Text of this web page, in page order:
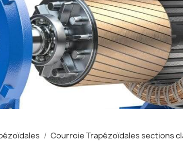
Courroie Trapézoïdales sections